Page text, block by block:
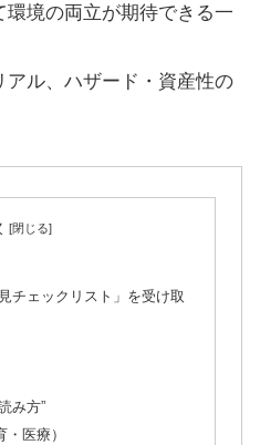
境の両立が期待できる一
ル、ハザード・資産性の
チェックリスト」を受け取
み方”
医療）